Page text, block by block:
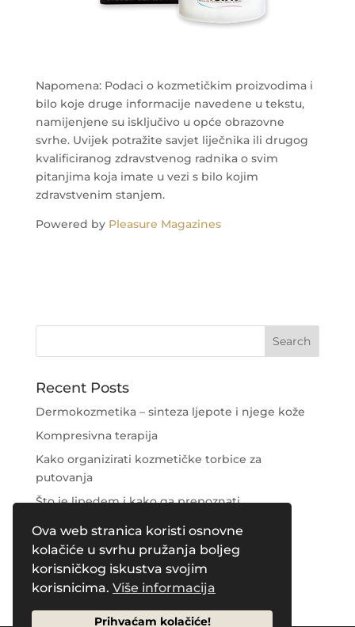
Ova web stranica koristi osnovne
kolačiće u svrhu pružanja boljeg
korisničkog iskustva svojim
korisnicima. Više informacija
Prihvaćam kolačiće!
Napomena: Podaci o kozmetičkim proizvodima i
bilo koje druge informacije navedene u tekstu,
namijenjene su isključivo u opće obrazovne
svrhe. Uvijek potražite savjet liječnika ili drugog
kvalificiranog zdravstvenog radnika o svim
pitanjima koja imate u vezi s bilo kojim
zdravstvenim stanjem.
Powered by Pleasure Magazines
Recent Posts
Dermokozmetika – sinteza ljepote i njege kože
Kompresivna terapija
Kako organizirati kozmetičke torbice za
putovanja
Što je lipedem i kako ga prepoznati
Njega područja oko očiju
Recent Comments